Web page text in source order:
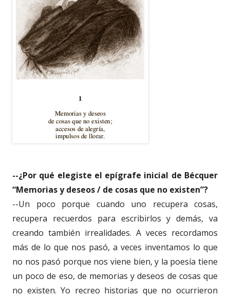
--¿Por qué elegiste el epígrafe inicial de Bécquer
“Memorias y deseos / de cosas que no existen”?
--Un poco porque cuando uno recupera cosas,
recupera recuerdos para escribirlos y demás, va
creando también irrealidades. A veces recordamos
más de lo que nos pasó, a veces inventamos lo que
no nos pasó porque nos viene bien, y la poesía tiene
un poco de eso, de memorias y deseos de cosas que
no existen. Yo recreo historias que no ocurrieron